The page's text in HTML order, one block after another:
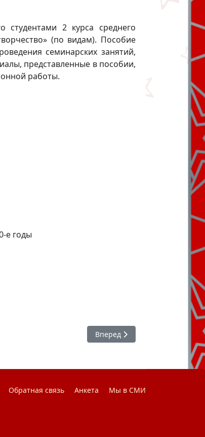
студентами 2 курса среднего
(по видам). Пособие
семинарских занятий,
представленные в пособии,
работы.
е годы
Следующий: Личность,
Вперед
Обратная связь Анкета
Мы в СМИ